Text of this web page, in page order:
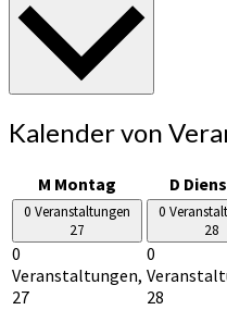
Kalender von
M Montag D
0 Veranstaltungen
27
0
Veranstaltungen,
27
0
28
0
28